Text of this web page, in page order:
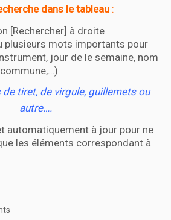
dans le tableau :
[Rechercher] à droite
plusieurs mots importants pour
jour de le semaine, nom
de tiret, de virgule, guillemets ou
autre….
automatiquement à jour pour ne
les éléments correspondant à